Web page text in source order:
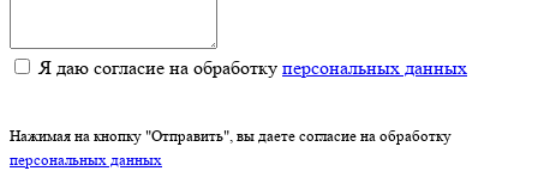
Я даю согласие на обработку персональных данных
Нажимая на кнопку "Отправить", вы даете согласие на обработку
персональных данных